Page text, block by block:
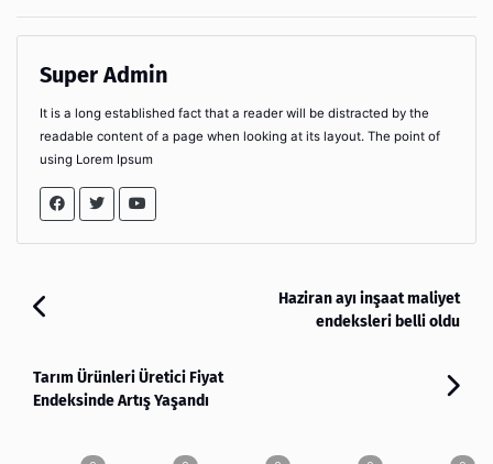
Super Admin
It is a long established fact that a reader will be distracted by the
readable content of a page when looking at its layout. The point of
using Lorem Ipsum
Haziran ayı inşaat maliyet
endeksleri belli oldu
Tarım Ürünleri Üretici Fiyat
Endeksinde Artış Yaşandı